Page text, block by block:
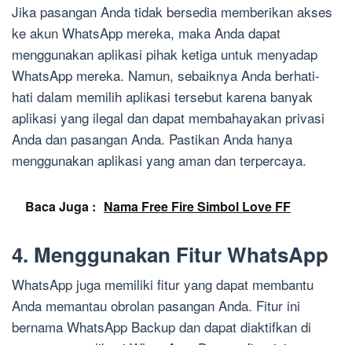
Jika pasangan Anda tidak bersedia memberikan akses
ke akun WhatsApp mereka, maka Anda dapat
menggunakan aplikasi pihak ketiga untuk menyadap
WhatsApp mereka. Namun, sebaiknya Anda berhati-
hati dalam memilih aplikasi tersebut karena banyak
aplikasi yang ilegal dan dapat membahayakan privasi
Anda dan pasangan Anda. Pastikan Anda hanya
menggunakan aplikasi yang aman dan terpercaya.
Baca Juga : Nama Free Fire Simbol Love FF
4. Menggunakan Fitur WhatsApp
WhatsApp juga memiliki fitur yang dapat membantu
Anda memantau obrolan pasangan Anda. Fitur ini
bernama WhatsApp Backup dan dapat diaktifkan di